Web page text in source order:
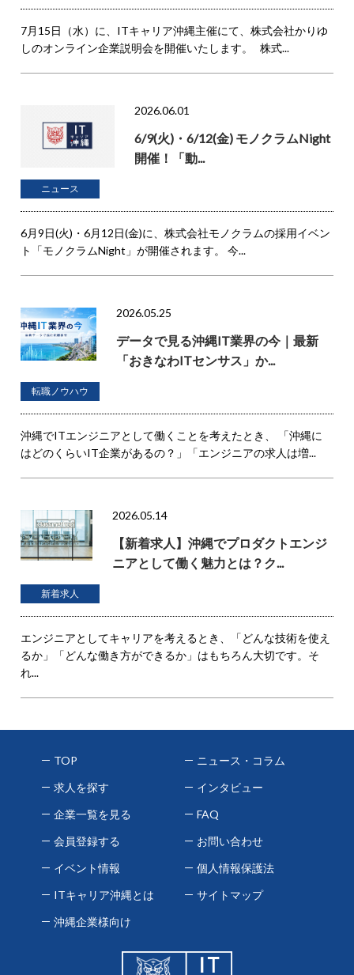
7月15日（水）に、ITキャリア沖縄主催にて、株式会社かりゆ
しのオンライン企業説明会を開催いたします。 株式...
2026.06.01
6/9(火)・6/12(金) モノクラムNight
開催！「動...
ニュース
6月9日(火)・6月12日(金)に、株式会社モノクラムの採用イベン
ト「モノクラムNight」が開催されます。 今...
2026.05.25
データで見る沖縄IT業界の今｜最新
「おきなわITセンサス」か...
転職ノウハウ
沖縄でITエンジニアとして働くことを考えたとき、 「沖縄に
はどのくらいIT企業があるの？」「エンジニアの求人は増...
2026.05.14
【新着求人】沖縄でプロダクトエンジ
ニアとして働く魅力とは？ク...
新着求人
エンジニアとしてキャリアを考えるとき、「どんな技術を使え
るか」「どんな働き方ができるか」はもちろん大切です。そ
れ...
TOP
求人を探す
企業一覧を見る
会員登録する
イベント情報
ITキャリア沖縄とは
沖縄企業様向け
ニュース・コラム
インタビュー
FAQ
お問い合わせ
個人情報保護法
サイトマップ